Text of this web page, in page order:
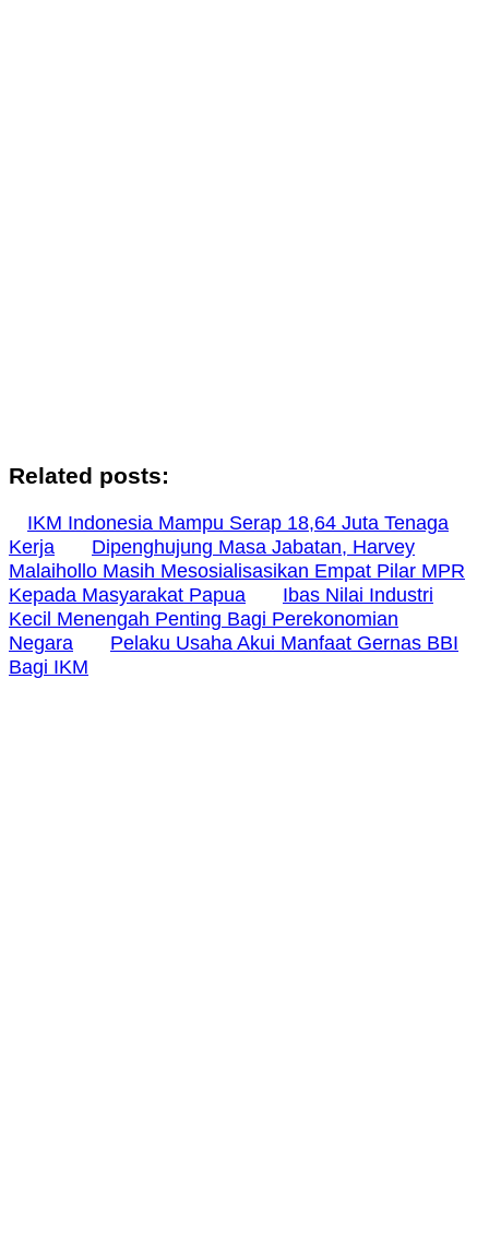
Related posts:
IKM Indonesia Mampu Serap 18,64 Juta Tenaga
Kerja
Dipenghujung Masa Jabatan, Harvey
Malaihollo Masih Mesosialisasikan Empat Pilar MPR
Kepada Masyarakat Papua
Ibas Nilai Industri
Kecil Menengah Penting Bagi Perekonomian
Negara
Pelaku Usaha Akui Manfaat Gernas BBI
Bagi IKM